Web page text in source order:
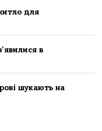
для
в
шукають на